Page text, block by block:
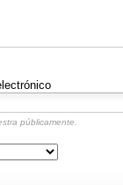
públicamente.